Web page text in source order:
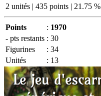
2 unités | 435 points | 21.75 %
Points : 1970
- pts restants : 30
Figurines
: 34
Unités
: 13